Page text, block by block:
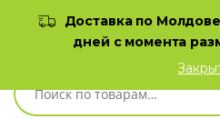
Доставка по
дней с момента